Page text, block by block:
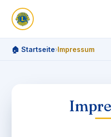
🏠 Startseite›Impressum